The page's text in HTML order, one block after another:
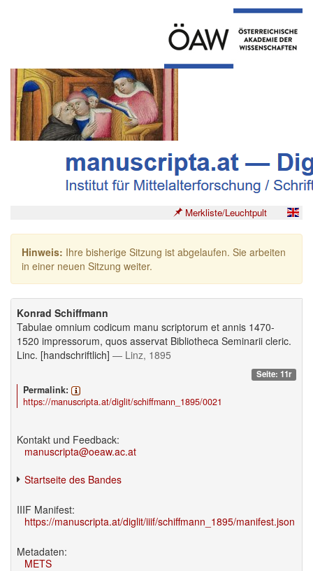
Merkliste/Leuchtpult
Hinweis: Ihre bisherige Sitzung ist abgelaufen. Sie arbeiten
in einer neuen Sitzung weiter.
Konrad Schiffmann
Tabulae omnium codicum manu scriptorum et annis 1470-
1520 impressorum, quos asservat Bibliotheca Seminarii cleric.
Linc. [handschriftlich] — Linz, 1895
Seite: 11r
Permalink:
https://manuscripta.at/diglit/schiffmann_1895/0021
Kontakt und Feedback:
manuscripta@oeaw.ac.at
Startseite des Bandes
IIIF Manifest:
https://manuscripta.at/diglit/iiif/schiffmann_1895/manifest.json
Metadaten:
METS